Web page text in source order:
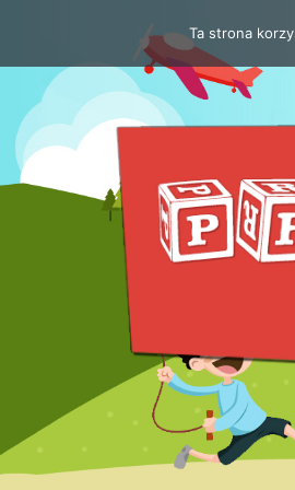
do
treści
Ta strona